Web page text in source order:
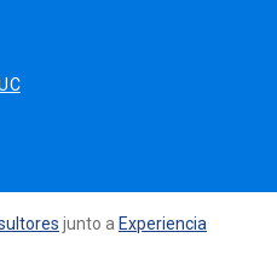
junto a Experiencia